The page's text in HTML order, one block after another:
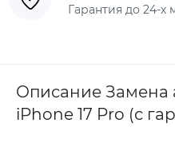
Гарантия до 24-х
Описание Замена
iPhone 17 Pro (с